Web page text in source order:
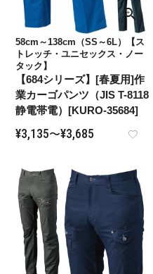
58cm～138cm（SS～6L）【ス
トレッチ・ユニセックス・ノー
タック】
【684シリーズ】[春夏用]作
業カーゴパンツ（JIS T-8118
静電帯電）[KURO-35684]
¥3,135〜¥3,685